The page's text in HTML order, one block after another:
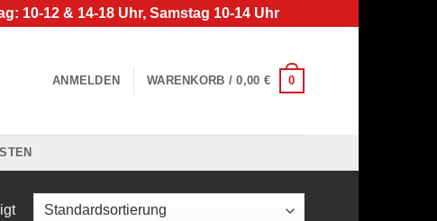
10-12 & 14-18 Uhr, Samstag 10-14 Uhr
ANMELDEN WARENKORB /0,00 € 0